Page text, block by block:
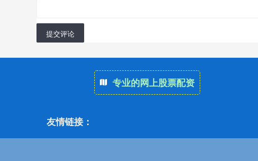
提交评论
专业的网上股票配资
友情链接：